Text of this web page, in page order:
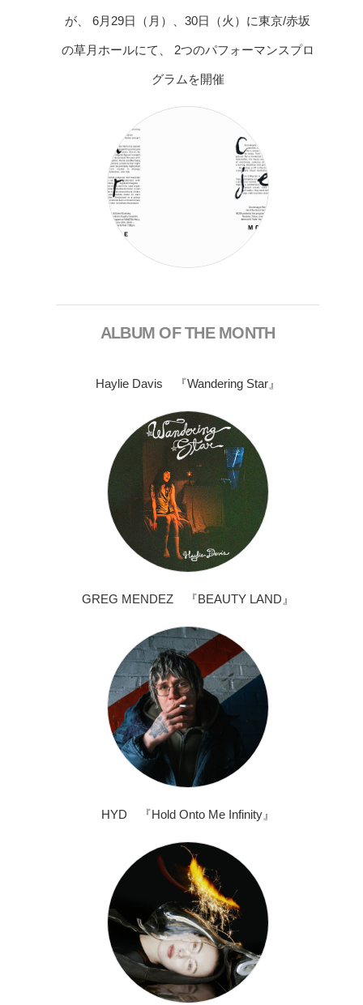
が、 6月29日（月）、30日（火）に東京/赤坂
の草月ホールにて、 2つのパフォーマンスプロ
グラムを開催
ALBUM OF THE MONTH
Haylie Davis 『Wandering Star』
GREG MENDEZ 『BEAUTY LAND』
HYD 『Hold Onto Me Infinity』